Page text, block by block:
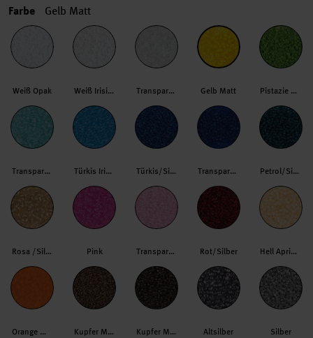
Farbe Gelb Matt
Weiß Opak Weiß Irisierend Transparent Gelb Matt Pistazie Opak
Transparent/Hellmint Türkis Irisierend Türkis/Silber Transparent Royalblau Petrol/Silber
Rosa /Silber Pink Transparent/Rosa Rot/Silber Hell Apricot
Orange Matt Kupfer Metallic Kupfer Metallic dunkel Altsilber Silber